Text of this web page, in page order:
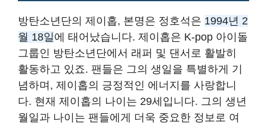
방탄소년단의 제이홉, 본명은 정호석은 1994년 2
월 18일에 태어났습니다. 제이홉은 K-pop 아이돌
그룹인 방탄소년단에서 래퍼 및 댄서로 활발히
활동하고 있죠. 팬들은 그의 생일을 특별하게 기
념하며, 제이홉의 긍정적인 에너지를 사랑합니
다. 현재 제이홉의 나이는 29세입니다. 그의 생년
월일과 나이는 팬들에게 더욱 중요한 정보로 여